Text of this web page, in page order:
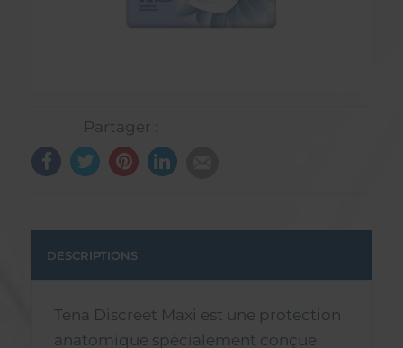
Partager :
DESCRIPTIONS
Tena Discreet Maxi est une protection
anatomique spécialement conçue